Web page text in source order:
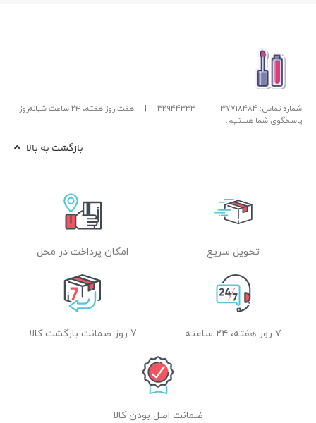
شماره تماس: 37718484 |
32944333
|
هفت روز هفته، ۲۴ ساعت شبانه‌روز
پاسخگوی شما هستیم.
بازگشت به بالا
تحویل سریع امکان پرداخت در محل
۷ روز هفته، ۲۴ ساعته 7 روز ضمانت بازگشت کالا
ضمانت اصل بودن کالا